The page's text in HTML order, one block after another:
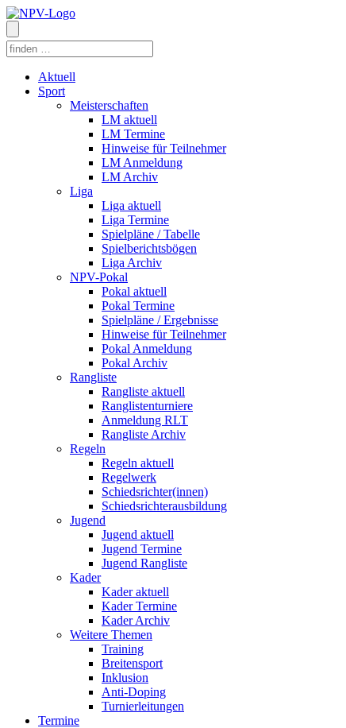
Aktuell
Sport
Meisterschaften
LM aktuell
LM Termine
Hinweise für Teilnehmer
LM Anmeldung
LM Archiv
Liga
Liga aktuell
Liga Termine
Spielpläne / Tabelle
Spielberichtsbögen
Liga Archiv
NPV-Pokal
Pokal aktuell
Pokal Termine
Spielpläne / Ergebnisse
Hinweise für Teilnehmer
Pokal Anmeldung
Pokal Archiv
Rangliste
Rangliste aktuell
Ranglistenturniere
Anmeldung RLT
Rangliste Archiv
Regeln
Regeln aktuell
Regelwerk
Schiedsrichter(innen)
Schiedsrichterausbildung
Jugend
Jugend aktuell
Jugend Termine
Jugend Rangliste
Kader
Kader aktuell
Kader Termine
Kader Archiv
Weitere Themen
Training
Breitensport
Inklusion
Anti-Doping
Turnierleitungen
Termine